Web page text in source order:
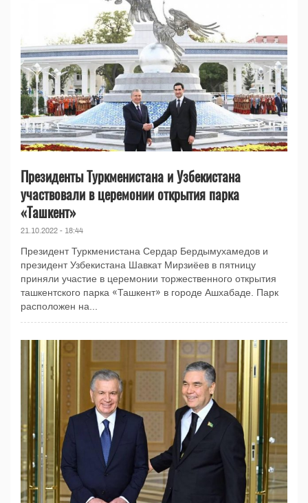
Президенты Туркменистана и Узбекистана
участвовали в церемонии открытия парка
«Ташкент»
21.10.2022 - 18:44
Президент Туркменистана Сердар Бердымухамедов и
президент Узбекистана Шавкат Мирзиёев в пятницу
приняли участие в церемонии торжественного открытия
ташкентского парка «Ташкент» в городе Ашхабаде. Парк
расположен на...